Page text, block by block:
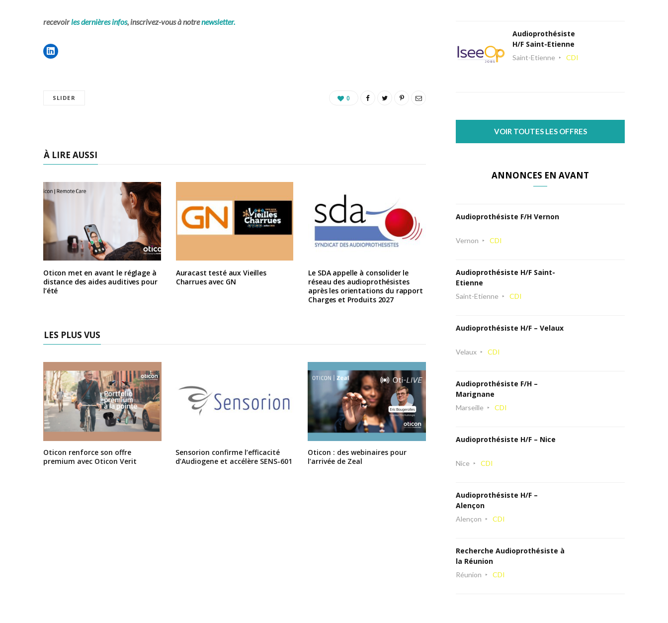
recevoirles dernières infos, inscrivez-vous à notrenewsletter.
SLIDER 0
À LIRE AUSSI
Oticon met en avant le réglage à
distance des aides auditives pour
l’été
Auracast testé aux Vieilles
Charrues avec GN
Le SDA appelle à consolider le
réseau des audioprothésistes
après les orientations du rapport
Charges et Produits 2027
LES PLUS VUS
Oticon renforce son offre
premium avec Oticon Verit
Sensorion confirme l’efficacité
d’Audiogene et accélère SENS-601
Oticon : des webinaires pour
l’arrivée de Zeal
Audioprothésiste
H/F Saint-Etienne
Saint-Etienne CDI
VOIR TOUTES LES OFFRES
ANNONCES EN AVANT
Audioprothésiste F/H Vernon
Vernon CDI
Audioprothésiste H/F Saint-
Etienne
Saint-Etienne CDI
Audioprothésiste H/F – Velaux
Velaux CDI
Audioprothésiste F/H –
Marignane
Marseille CDI
Audioprothésiste H/F – Nice
Nice CDI
Audioprothésiste H/F –
Alençon
Alençon CDI
Recherche Audioprothésiste à
la Réunion
Réunion CDI